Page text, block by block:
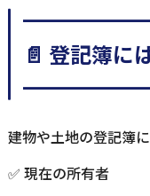
📄 登記簿に
建物や土地の登記簿に
✅ 現在の所有者